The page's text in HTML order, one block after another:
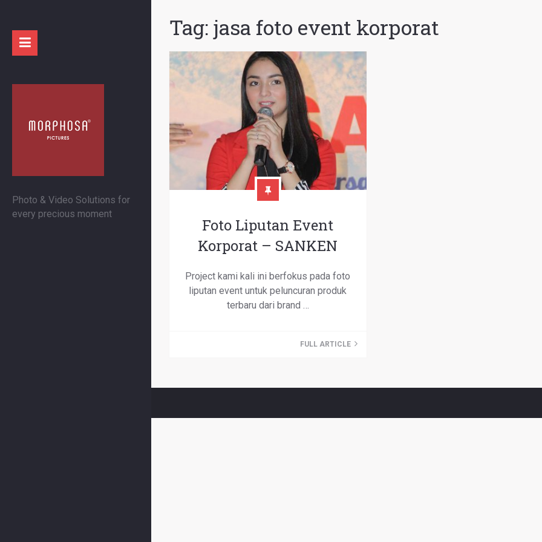
Photo & Video Solutions for
every precious moment
Tag: jasa foto event korporat
Foto Liputan Event
Korporat – SANKEN
Project kami kali ini berfokus pada foto
liputan event untuk peluncuran produk
terbaru dari brand …
FULL ARTICLE